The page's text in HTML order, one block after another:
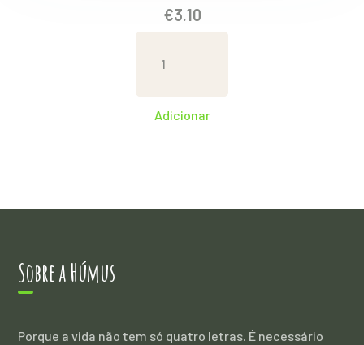
€3.10
Tudo
Adicionar
Sobre a Húmus
Porque a vida não tem só quatro letras. É necessário